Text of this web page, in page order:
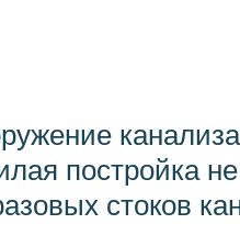
постройка
стоков